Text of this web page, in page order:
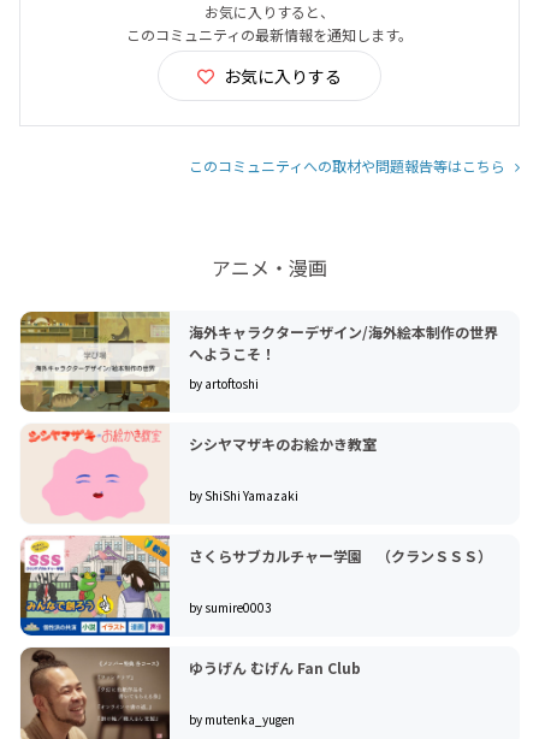
お気に入りすると、
このコミュニティの最新情報を通知します。
お気に入りする
このコミュニティへの取材や問題報告等はこちら
アニメ・漫画
海外キャラクターデザイン/海外絵本制作の世界
へようこそ！
by artoftoshi
シシヤマザキのお絵かき教室
by ShiShi Yamazaki
さくらサブカルチャー学園 （クランＳＳＳ）
by sumire0003
ゆうげん むげん Fan Club
by mutenka_yugen